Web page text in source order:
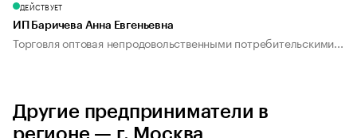
ДЕЙСТВУЕТ
ИП Баричева Анна Евгеньевна
Торговля оптовая непродовольственными потребительскими...
Другие предприниматели в